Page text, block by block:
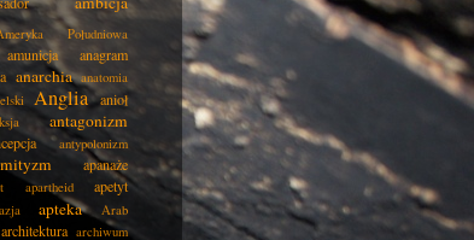
Południowa
amunicja anagram
anarchia anatomia
Anglia anioł
antagonizm
antypolonizm
apanaże
apartheid apetyt
apteka Arab
architektura archiwum